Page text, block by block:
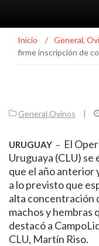
Inicio / General,
firme inscripción de
General,Ovinos |
URUGUAY – El
Uruguaya (CLU)
que el año anterior
a lo previsto que
alta concentración
machos y hembras
destacó a
CLU, Martín Riso.